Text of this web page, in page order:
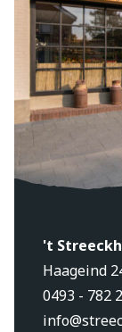
't
Haageind
0493 - 782